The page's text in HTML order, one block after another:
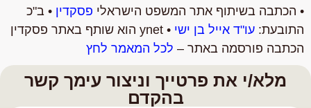
מלא/י את פרטייך וניצור עימך קשר
בהקדם
• הכתבה בשיתוף אתר המשפט הישראלי פסקדין• ב"כ
התובעת: עו"ד אייל בן ישי• ynet הוא שותף באתר פסקדין
הכתבה פורסמה באתר – לכל המאמר לחץ